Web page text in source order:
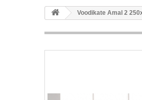
Voodikate Amal 2